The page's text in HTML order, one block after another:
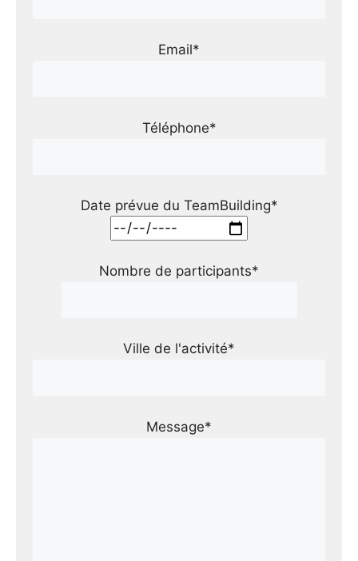
Email*
Téléphone*
Date prévue du TeamBuilding*
Nombre de participants*
Ville de l'activité*
Message*